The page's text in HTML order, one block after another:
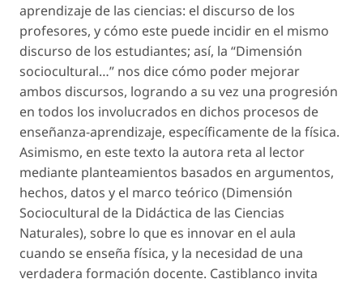
aprendizaje de las ciencias: el discurso de los
profesores, y cómo este puede incidir en el mismo
discurso de los estudiantes; así, la “Dimensión
sociocultural…” nos dice cómo poder mejorar
ambos discursos, logrando a su vez una progresión
en todos los involucrados en dichos procesos de
enseñanza-aprendizaje, específicamente de la física.
Asimismo, en este texto la autora reta al lector
mediante planteamientos basados en argumentos,
hechos, datos y el marco teórico (Dimensión
Sociocultural de la Didáctica de las Ciencias
Naturales), sobre lo que es innovar en el aula
cuando se enseña física, y la necesidad de una
verdadera formación docente. Castiblanco invita